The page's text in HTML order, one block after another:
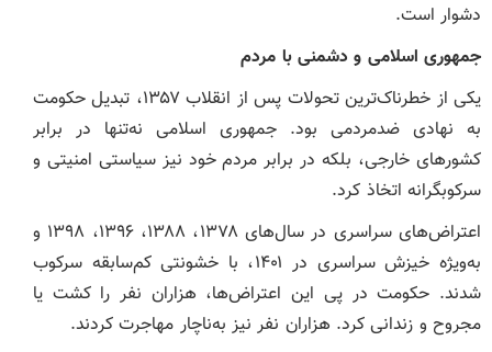
دشوار است.
جمهوری اسلامی و دشمنی با مردم
یکی از خطرناک‌ترین تحولات پس از انقلاب ۱۳۵۷، تبدیل حکومت
به نهادی ضدمردمی بود. جمهوری اسلامی نه‌تنها در برابر
کشورهای خارجی، بلکه در برابر مردم خود نیز سیاستی امنیتی و
سرکوبگرانه اتخاذ کرد.
اعتراض‌های سراسری در سال‌های ۱۳۷۸، ۱۳۸۸، ۱۳۹۶، ۱۳۹۸ و
به‌ویژه خیزش سراسری در ۱۴۰۱، با خشونتی کم‌سابقه سرکوب
شدند. حکومت در پی این اعتراض‌ها، هزاران نفر را کشت یا
مجروح و زندانی کرد. هزاران نفر نیز به‌ناچار مهاجرت کردند.